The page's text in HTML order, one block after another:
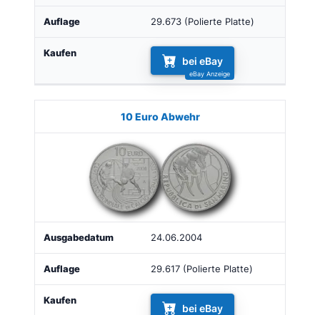
29.673 (Polierte Platte)
bei eBay
10 Euro Abwehr
24.06.2004
29.617 (Polierte Platte)
bei eBay